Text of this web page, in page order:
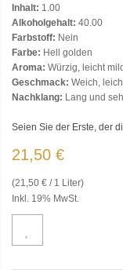
Inhalt: 1.00
Alkoholgehalt: 40.00
Farbstoff: Nein
Farbe: Hell golden
Aroma: Würzig, leicht
Geschmack: Weich,
Nachklang: Lang und
Seien Sie der Erste, der
21,50 €
(21,50 € / 1 Liter)
Inkl. 19% MwSt.